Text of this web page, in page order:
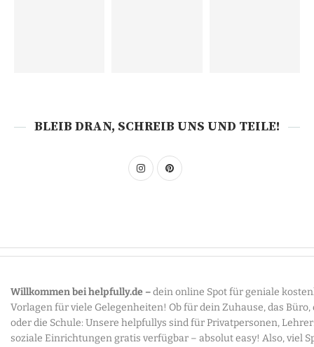
BLEIB DRAN, SCHREIB UNS UND TEILE!
Willkommen bei helpfully.de –dein online Spot für geniale
Vorlagen für viele Gelegenheiten! Ob für dein Zuhause, das Büro,
oder die Schule: Unsere helpfullys sind für Privatpersonen,
soziale Einrichtungen gratis verfügbar – absolut easy! Also, viel